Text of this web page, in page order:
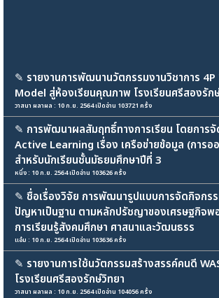
✎ รายงานการพัฒนานวัตกรรมงานวิชาการ 4P
Model สู่ห้องเรียนคุณภาพ โรงเรียนศรีสองรัก
วาสนา ผลาผล : 10 ก.ย. 2564 เปิดอ่าน 103721 ครั้ง
✎ การพัฒนาผลสัมฤทธิ์ทางการเรียน โดยการจั
Active Learning เรื่อง เครือข่ายข้อมูล (การ
สำหรับนักเรียนชั้นมัธยมศึกษาปีที่ 3
หนึ่ง : 10 ก.ย. 2564 เปิดอ่าน 103626 ครั้ง
✎ ชื่อเรื่องวิจัย การพัฒนารูปแบบการจัดกิจกรร
ปัญหาเป็นฐาน ตามหลักปรัชญาของเศรษฐกิจพ
การเรียนรู้สังคมศึกษา ศาสนาและวัฒนธรร
แอ๋ม : 10 ก.ย. 2564 เปิดอ่าน 103636 ครั้ง
✎ รายงานการใช้นวัตกรรมสร้างสรรค์คนดี
โรงเรียนศรีสองรักษ์วิทยา
วาสนา ผลาผล : 10 ก.ย. 2564 เปิดอ่าน 104056 ครั้ง